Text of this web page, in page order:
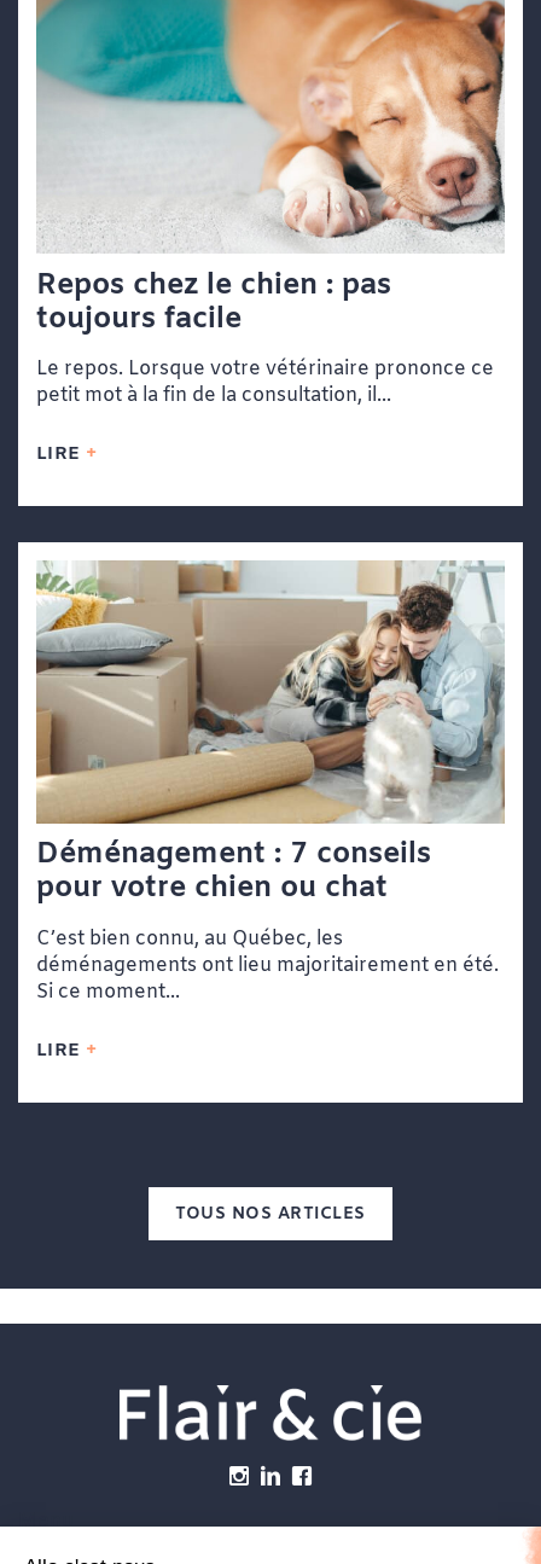
Repos chez le chien : pas
toujours facile
Le repos. Lorsque votre vétérinaire prononce ce
petit mot à la fin de la consultation, il...
LIRE
Déménagement : 7 conseils
pour votre chien ou chat
C’est bien connu, au Québec, les
déménagements ont lieu majoritairement en été.
Si ce moment...
LIRE
TOUS NOS ARTICLES
Menu